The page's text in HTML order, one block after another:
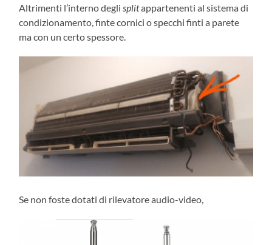
Altrimenti l’interno deglisplitappartenenti al sistema di
condizionamento, finte cornici o specchi finti a parete
ma con un certo spessore.
Se non foste dotati di rilevatore audio-video,